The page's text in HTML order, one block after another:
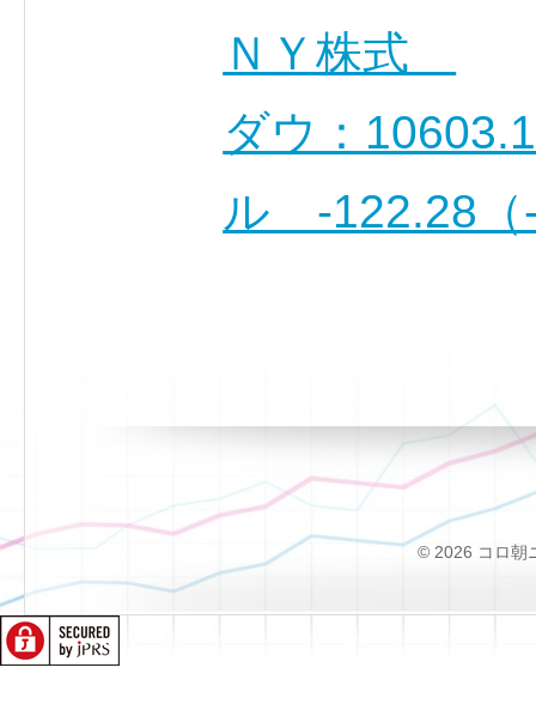
ＮＹ株式
ダウ：
ル -122.28
© 2026 コロ朝